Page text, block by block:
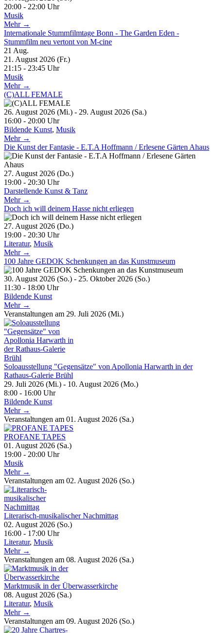
20:00 - 22:00 Uhr
Musik
Mehr →
Internationale Stummfilmtage Bonn - The Garden Eden -
Stummfilm neu vertont von M-cine
21 Aug.
21. August 2026 (Fr.)
21:15 - 23:45 Uhr
Musik
Mehr →
(C)ALL FEMALE
26. August 2026 (Mi.) - 29. August 2026 (Sa.)
16:00 - 20:00 Uhr
Bildende Kunst, Musik
Mehr →
Die Kunst der Fantasie - E.T.A Hoffmann / Erlesene Gärten Ahaus
27. August 2026 (Do.)
19:00 - 20:30 Uhr
Darstellende Kunst & Tanz
Mehr →
Doch ich will deinem Hasse nicht erliegen
27. August 2026 (Do.)
19:00 - 20:30 Uhr
Literatur, Musik
Mehr →
100 Jahre GEDOK Schenkungen an das Kunstmuseum
30. August 2026 (So.) - 25. Oktober 2026 (So.)
11:30 - 18:00 Uhr
Bildende Kunst
Mehr →
Veranstaltungen am 29. Juli 2026 (Mi.)
Soloausstellung "Gegensätze" von Apollonia Harwarth in der
Rathaus-Galerie Brühl
29. Juli 2026 (Mi.) - 10. August 2026 (Mo.)
8:00 - 16:00 Uhr
Bildende Kunst
Mehr →
Veranstaltungen am 01. August 2026 (Sa.)
PROFANE TAPES
01. August 2026 (Sa.)
19:00 - 20:00 Uhr
Musik
Mehr →
Veranstaltungen am 02. August 2026 (So.)
Literarisch-musikalischer Nachmittag
02. August 2026 (So.)
16:00 - 17:00 Uhr
Literatur, Musik
Mehr →
Veranstaltungen am 08. August 2026 (Sa.)
Marktmusik in der Überwasserkirche
08. August 2026 (Sa.)
Literatur, Musik
Mehr →
Veranstaltungen am 09. August 2026 (So.)